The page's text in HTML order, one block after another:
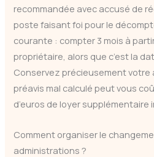
recommandée avec accusé de
poste faisant foi pour le
courante : compter 3 mois à
propriétaire, alors que c’est la
Conservez précieusement votre
préavis mal calculé peut vous
d’euros de loyer supplémentaire
Comment organiser le
administrations ?